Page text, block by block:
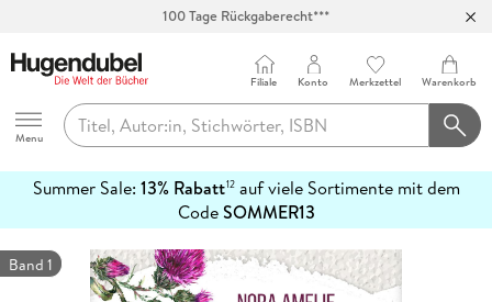
Hugendubel
Menu
Filiale Konto Merkzettel Warenkorb
Summer Sale: 13% Rabatt12auf viele Sortimente mit dem
CodeSOMMER13
erfahren
Band 1